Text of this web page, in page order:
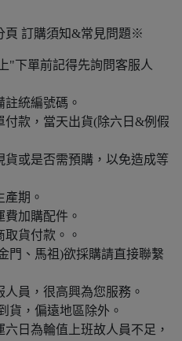
頁 訂購須知&常見問題※
"下單前記得先詢問客服人
註統編號碼。
付款，當天出貨(除六日&例假
貨或是否需預購，以免造成等
產期。
費加購配件。
取貨付款。。
門、馬祖)欲採購請直接聯繫
人員，很高興為您服務。
貨，偏遠地區除外。
六日為輪值上班故人員不足，